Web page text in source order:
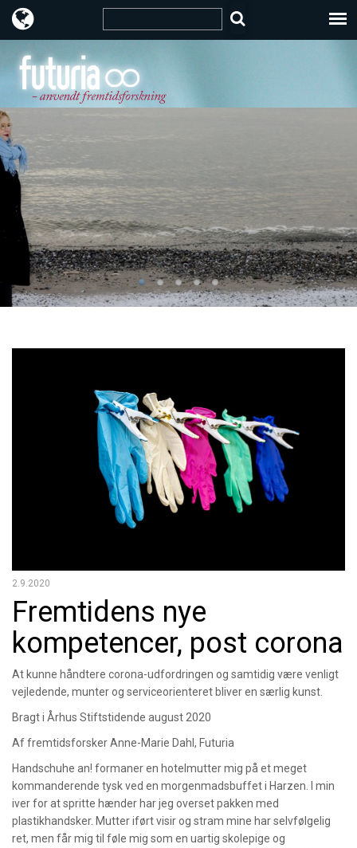
2.9.2020
Fremtidens nye
kompetencer, post corona
At kunne håndtere corona-udfordringen og samtidig være venligt
vejledende, munter og serviceorienteret bliver en særlig kunst.
Bragt i Århus Stiftstidende august 2020
Af fremtidsforsker Anne-Marie Dahl, Futuria
Handschuhe an! formaner en hotelmutter mig på et meget
kommanderende tysk ved en morgenmadsbuffet i Harzen. I min
iver for at spritte hænder har jeg overset pakken med
plastikhandsker. Mutter iført visir og stram mine har selvfølgelig
ret, men får mig til føle mig som en uartig skolepige og